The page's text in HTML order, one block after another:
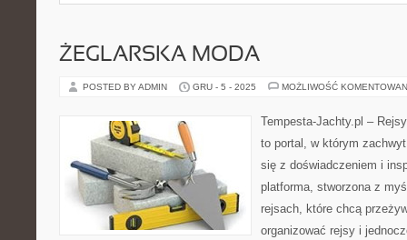
ŻEGLARSKA MODA
POSTED BY ADMIN GRU - 5 - 2025 MOŻLIWOŚĆ
Tempesta-Jachty.pl –
to portal, w którym
się z doświadczeniem i
platforma, stworzona z
rejsach, które chcą
organizować rejsy i